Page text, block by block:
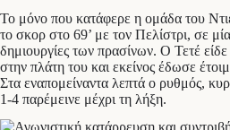
Το μόνο που κατάφερε η ομάδα του
το σκορ στο 69’ με τον Πελίστρι, σε
δημιουργίες των πρασίνων. Ο Τετέ
στην πλάτη του και εκείνος έδωσε
Στα εναπομείναντα λεπτά ο ρυθμός,
1-4 παρέμεινε μέχρι τη λήξη.